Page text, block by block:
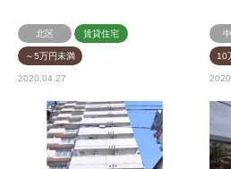
北区 賃貸住宅
～5万円未満
2020.04.27
10